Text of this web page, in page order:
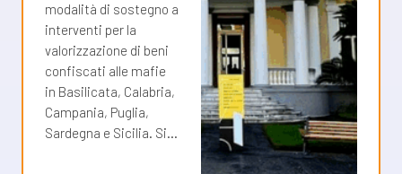
modalità di sostegno a
interventi per la
valorizzazione di beni
confiscati alle mafie
in Basilicata, Calabria,
Campania, Puglia,
Sardegna e Sicilia. Si…